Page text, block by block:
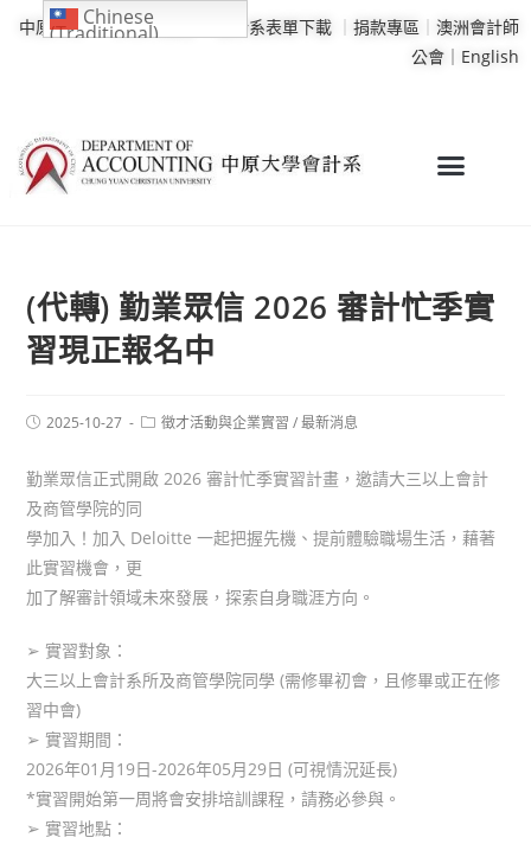
中原大學｜學校行事曆 會計系表單下載 ｜ 捐款專區 ｜ 澳洲會計師
公會｜ English
(代轉) 勤業眾信 2026 審計忙季實
習現正報名中
2025-10-27 徵才活動與企業實習 / 最新消息
勤業眾信正式開啟 2026 審計忙季實習計畫，邀請大三以上會計
及商管學院的同
學加入！加入 Deloitte 一起把握先機、提前體驗職場生活，藉著
此實習機會，更
加了解審計領域未來發展，探索自身職涯方向。
➢ 實習對象：
大三以上會計系所及商管學院同學 (需修畢初會，且修畢或正在修
習中會)
➢ 實習期間：
2026年01月19日-2026年05月29日 (可視情況延長)
*實習開始第一周將會安排培訓課程，請務必參與。
➢ 實習地點：
Chinese
(Traditional)